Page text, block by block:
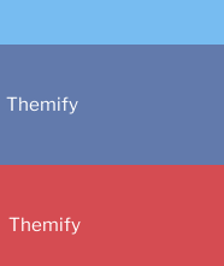
Themify
Themify